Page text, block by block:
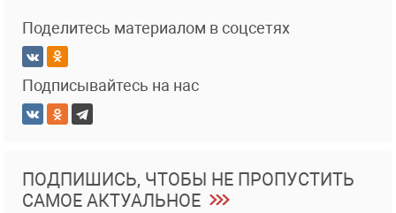
Поделитесь материалом в соцсетях
Подписывайтесь на нас
ПОДПИШИСЬ, ЧТОБЫ НЕ ПРОПУСТИТЬ
САМОЕ АКТУАЛЬНОЕ